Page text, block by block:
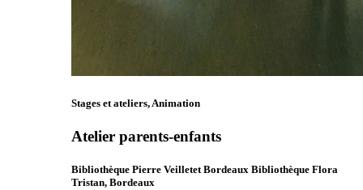
Stages et ateliers, Animation
Atelier parents-enfants
Bibliothèque Pierre Veilletet Bordeaux Bibliothèque Flora
Tristan, Bordeaux